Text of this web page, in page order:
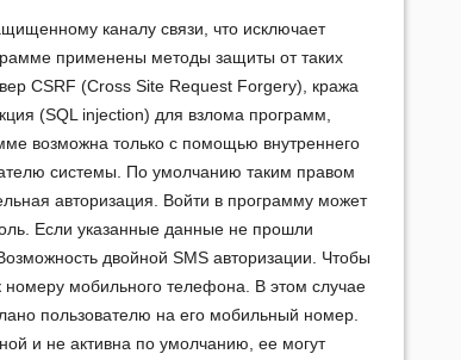
каналу связи, что исключает
применены методы защиты от таких
CSRF (Cross Site Request Forgery), кража
(SQL injection) для взлома программ,
возможна только с помощью внутреннего
системы. По умолчанию таким правом
авторизация. Войти в программу может
Если указанные данные не прошли
двойной SMS авторизации. Чтобы
номеру мобильного телефона. В этом случае
пользователю на его мобильный номер.
и не активна по умолчанию, ее могут